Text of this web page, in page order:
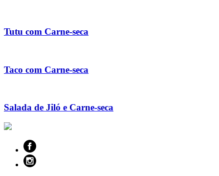
Tutu com Carne-seca
Taco com Carne-seca
Salada de Jiló e Carne-seca